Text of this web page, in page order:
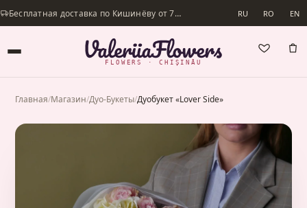
Бесплатная доставка по Кишинёву от 700 lei · Доставим в день заказа RU RO EN
FLOWERS · CHIȘINĂU
Главная/Магазин/Дуо-Букеты/Дуобукет «Lover Side»